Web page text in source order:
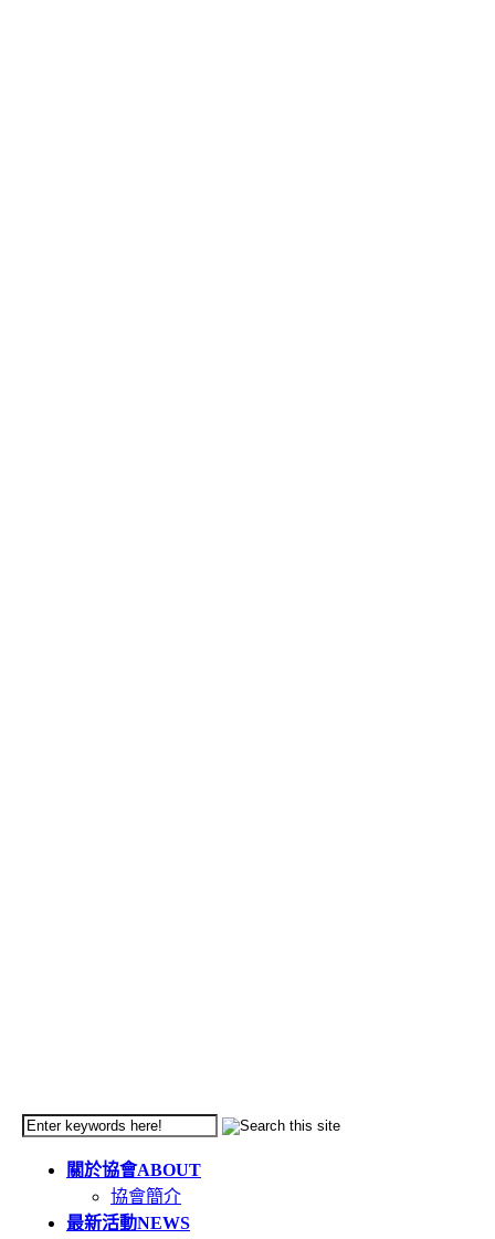
關於協會ABOUT
協會簡介
最新活動NEWS